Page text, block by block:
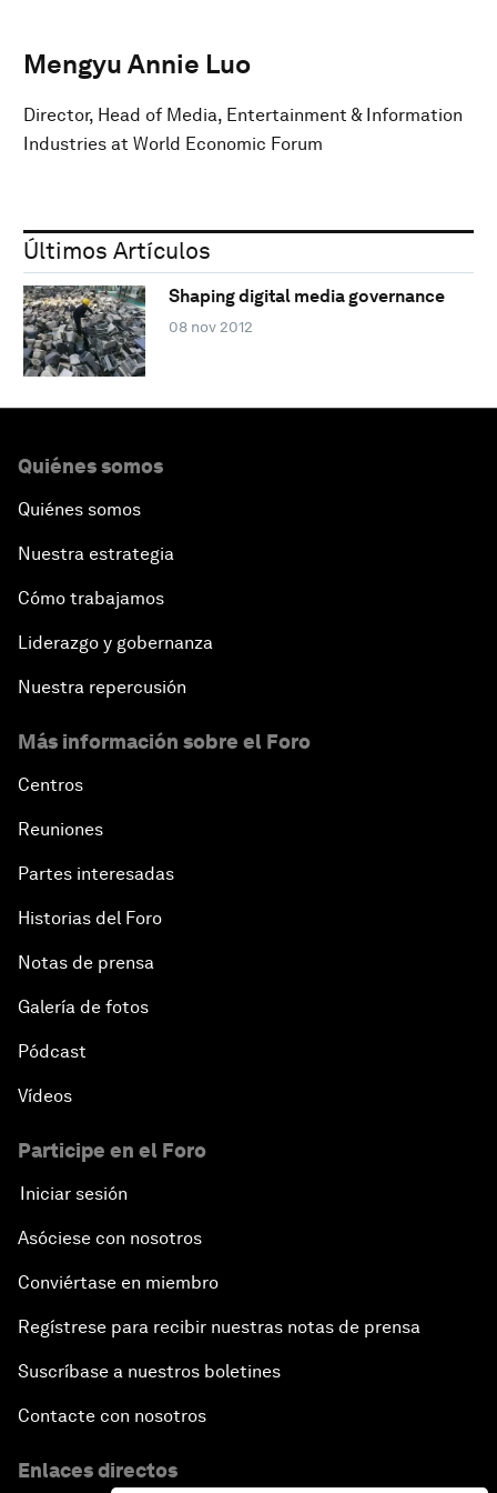
Mengyu Annie Luo
Director, Head of Media, Entertainment & Information
Industries at World Economic Forum
Últimos Artículos
Shaping digital media governance
08 nov 2012
Quiénes somos
Quiénes somos
Nuestra estrategia
Cómo trabajamos
Liderazgo y gobernanza
Nuestra repercusión
Más información sobre el Foro
Centros
Reuniones
Partes interesadas
Historias del Foro
Notas de prensa
Galería de fotos
Pódcast
Vídeos
Participe en el Foro
Iniciar sesión
Asóciese con nosotros
Conviértase en miembro
Regístrese para recibir nuestras notas de prensa
Suscríbase a nuestros boletines
Contacte con nosotros
Enlaces directos